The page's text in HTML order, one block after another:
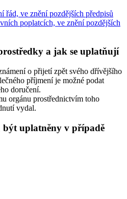
řád, ve znění pozdějších předpisů
poplatcích, ve znění pozdějších
a jak se uplatňují
o přijetí zpět svého dřívějšího
příjmení je možné podat
doručení.
orgánu prostřednictvím toho
vydal.
být uplatněny v případě